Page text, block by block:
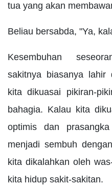
tua yang akan
Beliau bersabda, "Ya,
Kesembuhan
sakitnya biasanya lahir
kita dikuasai pikiran-
bahagia. Kalau kita
optimis dan
menjadi sembuh
kita dikalahkan oleh
kita hidup sakit-sakitan.